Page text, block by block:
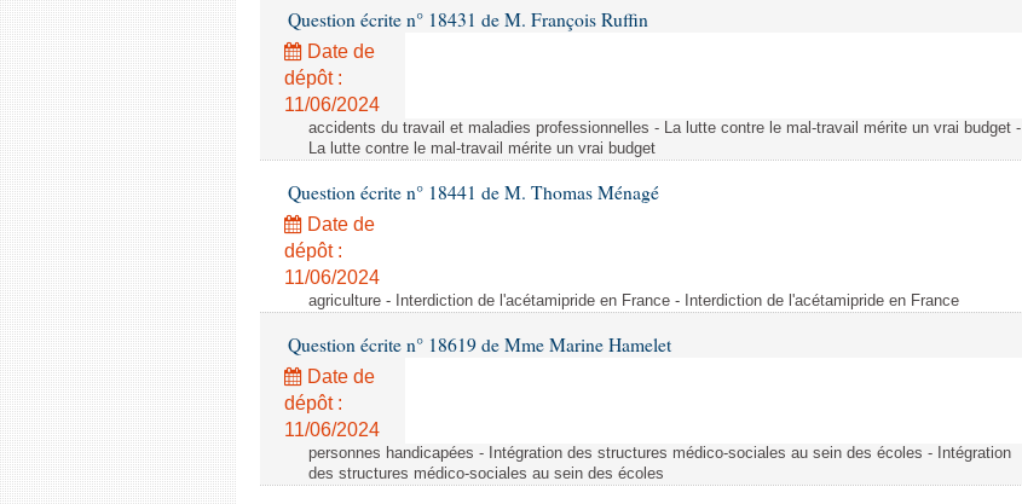
Question écrite n° 18431 de M. François Ruffin
Date de
dépôt :
11/06/2024
accidents du travail et maladies professionnelles - La lutte contre le mal-travail mérite un vrai budget -
La lutte contre le mal-travail mérite un vrai budget
Question écrite n° 18441 de M. Thomas Ménagé
Date de
dépôt :
11/06/2024
agriculture - Interdiction de l'acétamipride en France - Interdiction de l'acétamipride en France
Question écrite n° 18619 de Mme Marine Hamelet
Date de
dépôt :
11/06/2024
personnes handicapées - Intégration des structures médico-sociales au sein des écoles - Intégration
des structures médico-sociales au sein des écoles